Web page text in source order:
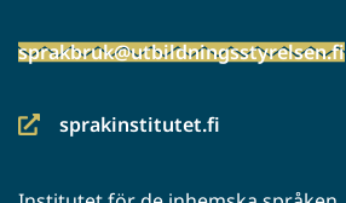
sprakbruk@utbildningsstyrelsen.fi
sprakinstitutet.fi
(siirryt